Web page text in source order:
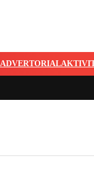
ADVERTORIAL